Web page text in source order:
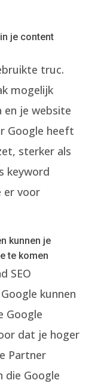
je content
truc.
mogelijk
en je website
Google heeft
sterker als
keyword
er voor
kunnen je
te komen
SEO
kunnen
Google
dat je hoger
Partner
die Google